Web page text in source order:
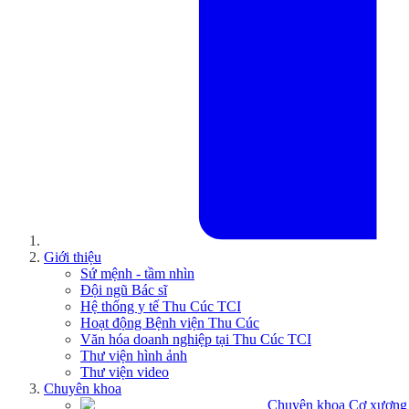
Giới thiệu
Sứ mệnh - tầm nhìn
Đội ngũ Bác sĩ
Hệ thống y tế Thu Cúc TCI
Hoạt động Bệnh viện Thu Cúc
Văn hóa doanh nghiệp tại Thu Cúc TCI
Thư viện hình ảnh
Thư viện video
Chuyên khoa
Chuyên khoa Cơ